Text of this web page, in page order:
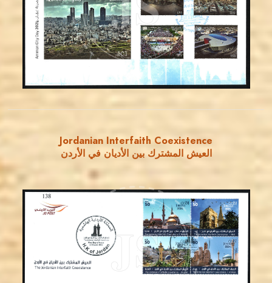
EST. 2007
Jordanian Interfaith Coexistence
العيش المشترك بين الأديان في الأردن
JS
MAHDI BSEISO